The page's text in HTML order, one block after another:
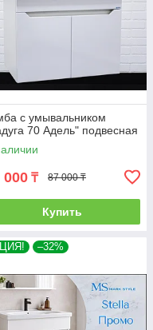
с умывальником
70 Адель" подвесная
000 ₸ 87 000 ₸
Купить
–32%